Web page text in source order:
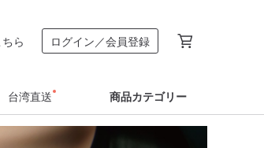
ら ログイン／会員登録
台湾直送 商品カテゴリー